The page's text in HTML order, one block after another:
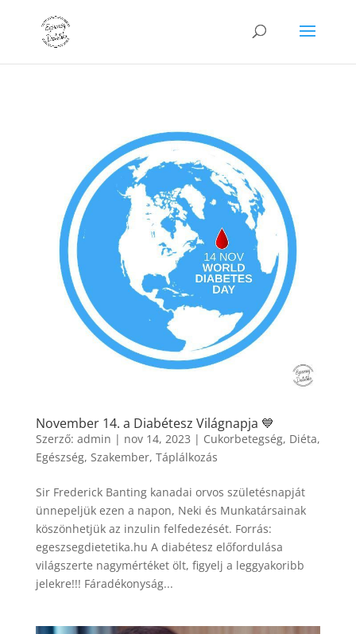
November 14. a Diabétesz Világnapja 💙
Szerző: admin | nov 14, 2023 | Cukorbetegség, Diéta,
Egészség, Szakember, Táplálkozás
Sir Frederick Banting kanadai orvos születésnapját
ünnepeljük ezen a napon, Neki és Munkatársainak
köszönhetjük az inzulin felfedezését. Forrás:
egeszsegdietetika.hu A diabétesz előfordulása
világszerte nagymértéket ölt, figyelj a leggyakoribb
jelekre!!! Fáradékonyság...